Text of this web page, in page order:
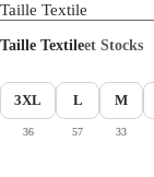
Taille Textile
Taille Textileet Stocks
3XL
36
L
57
M
33